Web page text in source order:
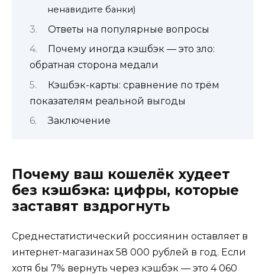
ненавидите банки)
Ответы на популярные вопросы
Почему иногда кэшбэк — это зло:
обратная сторона медали
Кэшбэк-карты: сравнение по трём
показателям реальной выгоды
Заключение
Почему ваш кошелёк худеет
без кэшбэка: цифры, которые
заставят вздрогнуть
Среднестатистический россиянин оставляет в
интернет-магазинах 58 000 рублей в год. Если
хотя бы 7% вернуть через кэшбэк — это 4 060